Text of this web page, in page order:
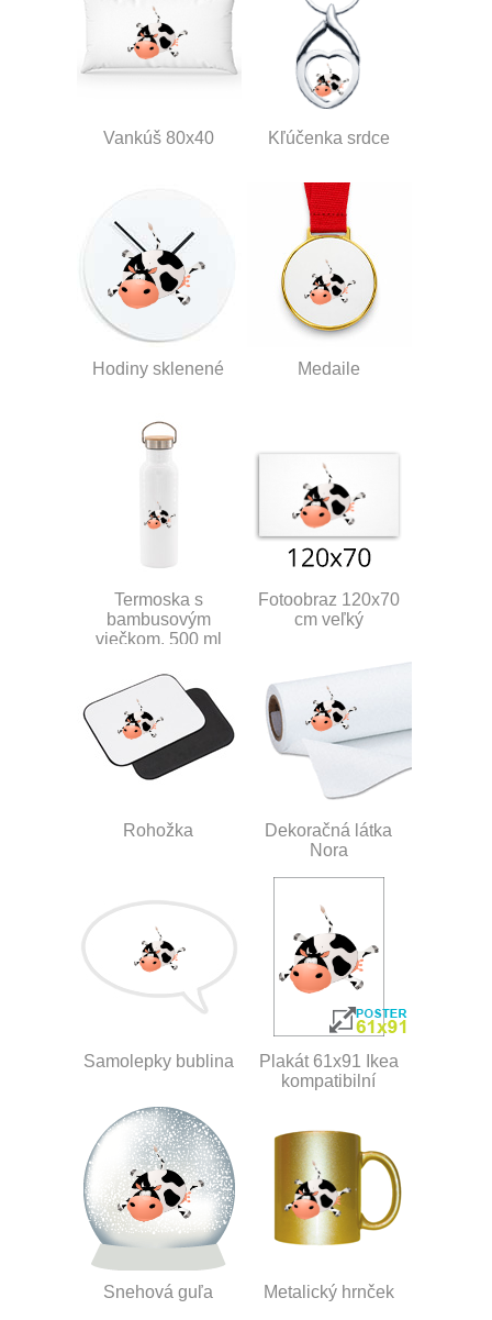
Vankúš 80x40 Kľúčenka srdce
Hodiny sklenené Medaile
Termoska s
bambusovým
viečkom, 500 ml
Fotoobraz 120x70
cm veľký
Rohožka
Dekoračná látka
Nora
Samolepky bublina
Plakát 61x91 Ikea
kompatibilní
Snehová guľa Metalický hrnček